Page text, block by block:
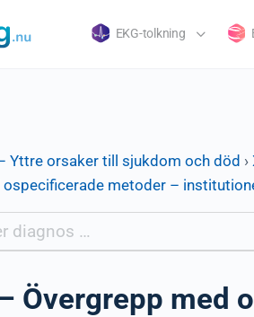
EKG-tolkning
Yttre orsaker till sjukdom och död ›
ospecificerade metoder –
Övergrepp med